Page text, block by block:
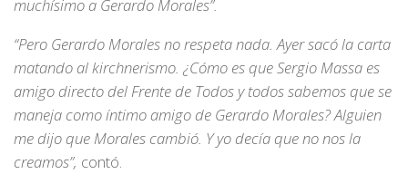
muchísimo a Gerardo Morales”.
“Pero Gerardo Morales no respeta nada. Ayer sacó la carta
matando al kirchnerismo. ¿Cómo es que Sergio Massa es
amigo directo del Frente de Todos y todos sabemos que se
maneja como íntimo amigo de Gerardo Morales? Alguien
me dijo que Morales cambió. Y yo decía que no nos la
creamos”, contó.